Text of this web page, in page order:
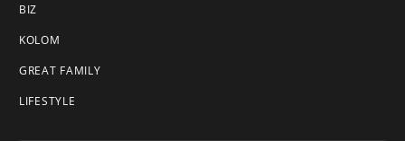
BIZ
KOLOM
GREAT FAMILY
LIFESTYLE